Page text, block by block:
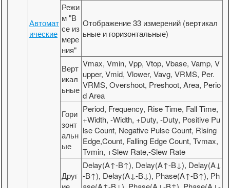
Автомат
ические
Режи
м "В
се из
мере
ния"
Отображение 33 измерений (вертикал
ьные и горизонтальные)
Верт
икал
ьные
Vmax, Vmin, Vpp, Vtop, Vbase, Vamp, V
upper, Vmid, Vlower, Vavg, VRMS, Per.
VRMS, Overshoot, Preshoot, Area, Perio
d Area
Гори
зонт
альн
ые
Period, Frequency, Rise Time, Fall Time,
+Width, -Width, +Duty, -Duty, Positive Pu
lse Count, Negative Pulse Count, Rising
Edge,Count, Falling Edge Count, Tvmax,
Tvmin, +Slew Rate,-Slew Rate
Друг
Delay(A↑-B↑), Delay(A↑-B↓), Delay(A↓
-B↑), Delay(A↓-B↓), Phase(A↑-B↑), Ph